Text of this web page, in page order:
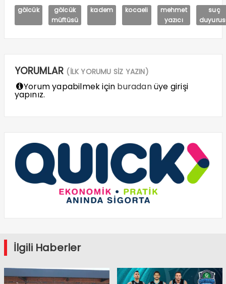
gölcük
gölcük
müftüsü
kadem kocaeli
mehmet
yazıcı
suç
YORUMLAR (İLK YORUMU SİZ YAZIN)
Yorum yapabilmek için buradanüye girişi
yapınız.
İlgili Haberler